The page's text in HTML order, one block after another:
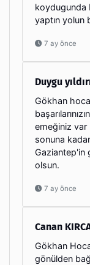
koydugunda
yaptın yolun
7 ay önce
Duygu
Gökhan
emeğiniz var
sonuna
Gaziantep'in
olsun.
7 ay önce
Canan
Gökhan
gönülden